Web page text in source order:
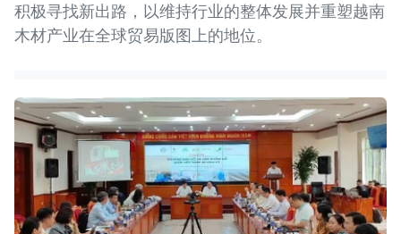
积极寻找新出路，以维持行业的整体发展并重塑越南
木材产业在全球贸易版图上的地位。